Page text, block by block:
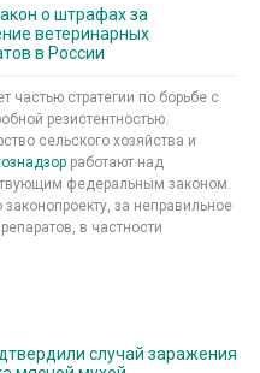
о штрафах за
ветеринарных
в России
частью стратегии по борьбе с
резистентностью.
сельского хозяйства и
работают над
федеральным законом.
законопроекту, за неправильное
в частности
случай заражения